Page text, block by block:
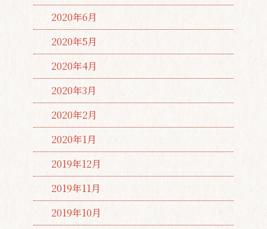
2020年6月
2020年5月
2020年4月
2020年3月
2020年2月
2020年1月
2019年12月
2019年11月
2019年10月